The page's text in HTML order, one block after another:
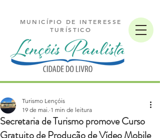
MUNICÍPIO DE INTERESSE
TURÍSTICO
Secretaria de Turismo promove Curso
Turismo Lençóis
19 de mai. 1 min de leitura